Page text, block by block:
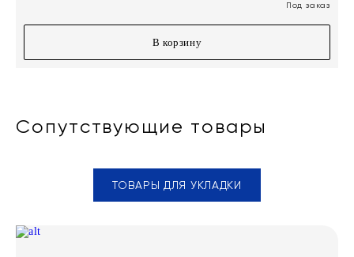
Под заказ
В корзину
Сопутствующие товары
ТОВАРЫ ДЛЯ УКЛАДКИ